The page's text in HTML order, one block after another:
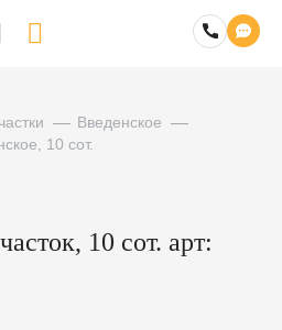
Введенское
10 сот.
10 сот. арт: